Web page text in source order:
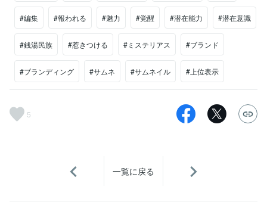
#編集 #報われる #魅力 #覚醒 #潜在能力 #潜在意識
#銭湯民族 #惹きつける #ミステリアス #ブランド
#ブランディング #サムネ #サムネイル #上位表示
5
一覧に戻る